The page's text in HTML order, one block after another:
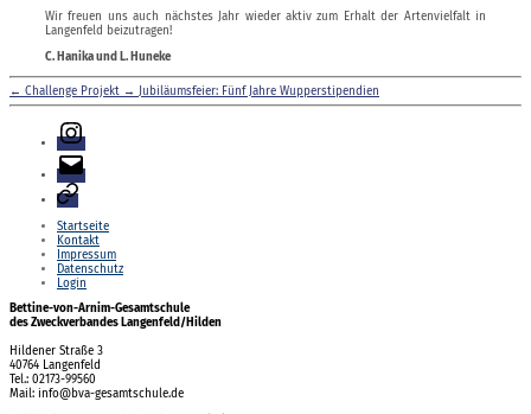
Wir freuen uns auch nächstes Jahr wieder aktiv zum Erhalt der Artenvielfalt in
Langenfeld beizutragen!
C. Hanika und L. Huneke
← Challenge Projekt → Jubiläumsfeier: Fünf Jahre Wupperstipendien
Instagram
E-
Mail
Login
Startseite
Kontakt
Impressum
Datenschutz
Login
Bettine-von-Arnim-Gesamtschule
des Zweckverbandes Langenfeld/Hilden
Hildener Straße 3
40764 Langenfeld
Tel.: 02173-99560
Mail: info@bva-gesamtschule.de